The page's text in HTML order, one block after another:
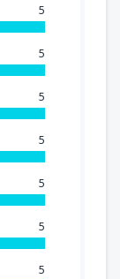
5
5
5
5
5
5
5